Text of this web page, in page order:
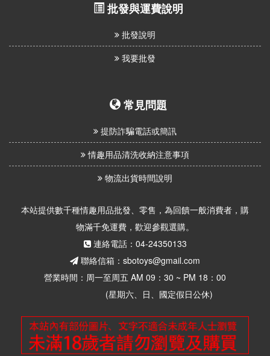
批發與運費說明
批發說明
我要批發
常見問題
提防詐騙電話或簡訊
情趣用品清洗收納注意事項
物流出貨時間說明
本站提供數千種情趣用品批發、零售，為回饋一般消費者，購
物滿千免運費，歡迎參觀選購。
連絡電話：04-24350133
聯絡信箱：sbotoys@gmail.com
營業時間：周一至周五 AM 09：30 ~ PM 18：00
(星期六、日、國定假日公休)